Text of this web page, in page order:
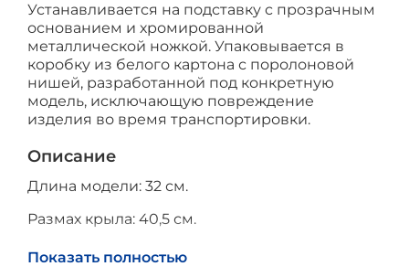
Устанавливается на подставку с прозрачным
основанием и хромированной
металлической ножкой. Упаковывается в
коробку из белого картона с поролоновой
нишей, разработанной под конкретную
модель, исключающую повреждение
изделия во время транспортировки.
Описание
Длина модели: 32 см.
Размах крыла: 40,5 см.
Высота модели на подставке: 16,5 см.
Показать полностью